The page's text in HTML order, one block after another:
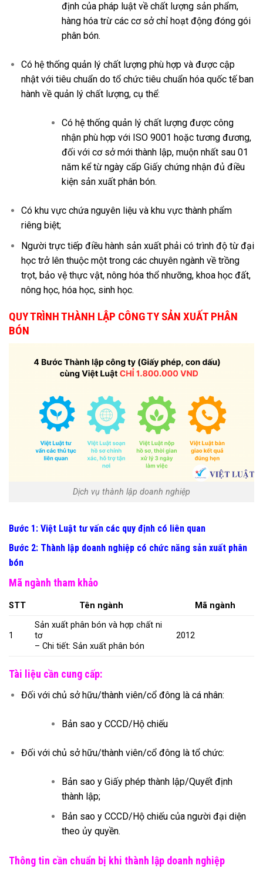
định của pháp luật về chất lượng sản phẩm,
hàng hóa trừ các cơ sở chỉ hoạt động đóng gói
phân bón.
Có hệ thống quản lý chất lượng phù hợp và được cập
nhật với tiêu chuẩn do tổ chức tiêu chuẩn hóa quốc tế ban
hành về quản lý chất lượng, cụ thể:
Có hệ thống quản lý chất lượng được công
nhận phù hợp với ISO 9001 hoặc tương đương,
đối với cơ sở mới thành lập, muộn nhất sau 01
năm kể từ ngày cấp Giấy chứng nhận đủ điều
kiện sản xuất phân bón.
Có khu vực chứa nguyên liệu và khu vực thành phẩm
riêng biệt;
Người trực tiếp điều hành sản xuất phải có trình độ từ đại
học trở lên thuộc một trong các chuyên ngành về trồng
trọt, bảo vệ thực vật, nông hóa thổ nhưỡng, khoa học đất,
nông học, hóa học, sinh học.
QUY TRÌNH THÀNH LẬP CÔNG TY SẢN XUẤT PHÂN
BÓN
Dịch vụ thành lập doanh nghiệp
Bước 1: Việt Luật tư vấn các quy định có liên quan
Bước 2: Thành lập doanh nghiệp có chức năng sản xuất phân
bón
Mã ngành tham khảo
STT Tên ngành Mã ngành
1
Sản xuất phân bón và hợp chất ni
tơ
– Chi tiết: Sản xuất phân bón
2012
Tài liệu cần cung cấp:
Đối với chủ sở hữu/thành viên/cổ đông là cá nhân:
Bản sao y CCCD/Hộ chiếu
Đối với chủ sở hữu/thành viên/cổ đông là tổ chức:
Bản sao y Giấy phép thành lập/Quyết định
thành lập;
Bản sao y CCCD/Hộ chiếu của người đại diện
theo ủy quyền.
Thông tin cần chuẩn bị khi thành lập doanh nghiệp